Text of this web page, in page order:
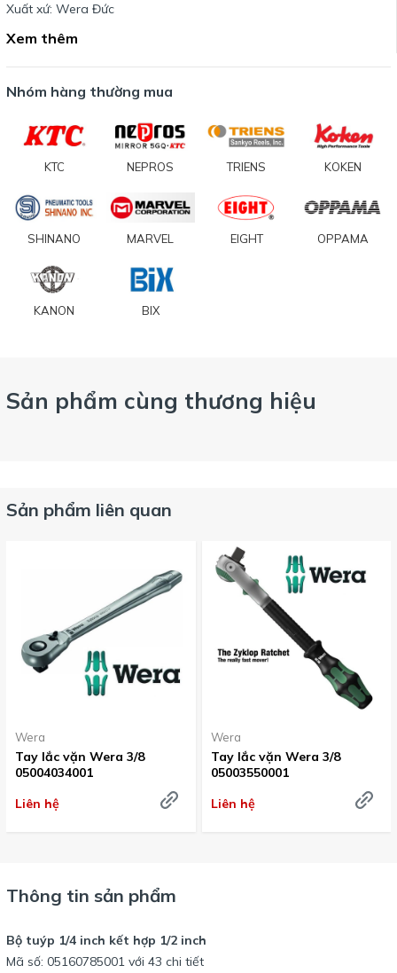
Xuất xứ: Wera Đức
Xem thêm
Nhóm hàng thường mua
KTC NEPROS TRIENS KOKEN
SHINANO MARVEL EIGHT OPPAMA
KANON BIX
Sản phẩm cùng thương hiệu
Sản phẩm liên quan
Wera
Tay lắc vặn Wera 3/8
05004034001
Liên hệ
Wera
Tay lắc vặn Wera 3/8
05003550001
Liên hệ
Thông tin sản phẩm
Bộ tuýp 1/4 inch kết hợp 1/2 inch
Mã số: 05160785001 với 43 chi tiết